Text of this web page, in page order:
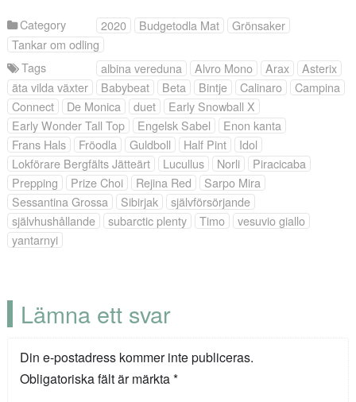
Category 2020 Budgetodla Mat
Grönsaker
Tankar om odling
Tags
albina vereduna Alvro Mono Arax
Asterix
äta vilda växter
Babybeat Beta Bintje Calinaro
Campina
Connect
De Monica duet
Early Snowball X
Early Wonder Tall Top
Engelsk Sabel
Enon kanta
Frans Hals
Fröodla Guldboll Half Pint
Idol
Lokförare Bergfälts Jätteärt
Lucullus Norli
Piracicaba
Prepping
Prize Choi Rejina Red
Sarpo Mira
Sessantina Grossa
Sibirjak
självförsörjande
självhushållande
subarctic plenty Timo
vesuvio giallo
yantarnyi
Lämna ett svar
Din e-postadress kommer inte publiceras.
Obligatoriska fält är märkta*